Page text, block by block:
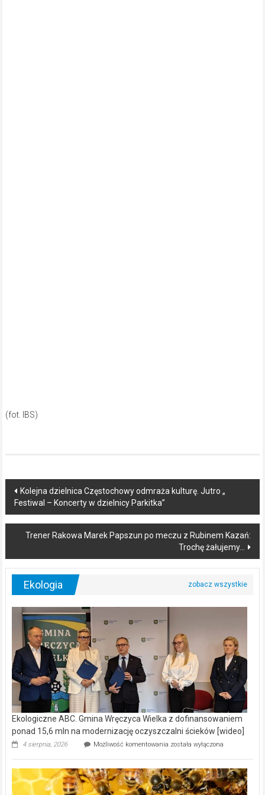
(fot. IBS)
Post
navigation
Kolejna dzielnica Częstochowy odmraża kulturę. Jutro „
Festiwal – Koncerty w dzielnicy Parkitka”
Trener Rakowa Marek Papszun po meczu z Rubinem Kazań:
Trochę żałujemy…
Ekologia
Ekologiczne ABC. Gmina Wręczyca Wielka z dofinansowaniem
ponad 15,6 mln na modernizację oczyszczalni ścieków [wideo]
4 sierpnia, 2026 Możliwość komentowania Ekologiczne
Wręczyca
Wielka
z
została wyłączona